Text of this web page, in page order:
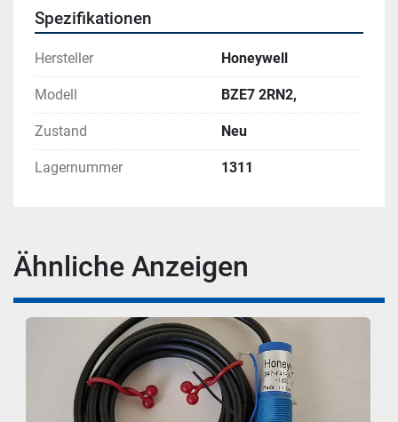
Spezifikationen
Hersteller Honeywell
Modell BZE7 2RN2,
Zustand Neu
Lagernummer 1311
Ähnliche Anzeigen